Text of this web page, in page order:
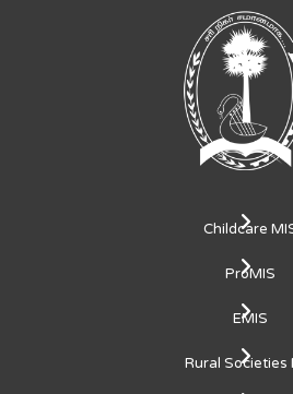
Childcare
ProMIS
EMIS
Rural Societies